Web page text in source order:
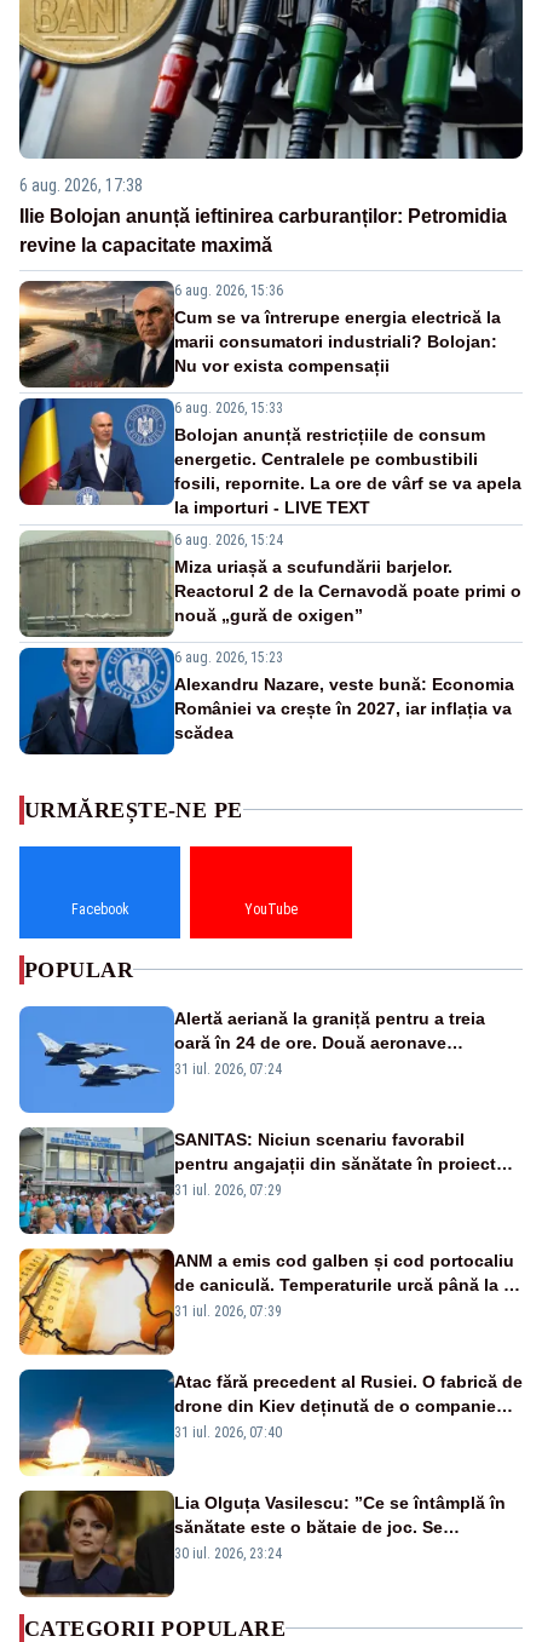
6 aug. 2026, 17:38
Ilie Bolojan anunță ieftinirea carburanților: Petromidia
revine la capacitate maximă
6 aug. 2026, 15:36
Cum se va întrerupe energia electrică la
marii consumatori industriali? Bolojan:
Nu vor exista compensații
6 aug. 2026, 15:33
Bolojan anunță restricțiile de consum
energetic. Centralele pe combustibili
fosili, repornite. La ore de vârf se va apela
la importuri - LIVE TEXT
6 aug. 2026, 15:24
Miza uriașă a scufundării barjelor.
Reactorul 2 de la Cernavodă poate primi o
nouă „gură de oxigen”
6 aug. 2026, 15:23
Alexandru Nazare, veste bună: Economia
României va crește în 2027, iar inflația va
scădea
URMĂREȘTE-NE PE
Facebook YouTube
POPULAR
Alertă aeriană la graniță pentru a treia
oară în 24 de ore. Două aeronave
Eurofighter britanice au fost ridicate de la
31 iul. 2026, 07:24
SANITAS: Niciun scenariu favorabil
pentru angajații din sănătate în proiectul
Legii salarizării
31 iul. 2026, 07:29
ANM a emis cod galben și cod portocaliu
de caniculă. Temperaturile urcă până la 38
de grade, iar nopțile devin tropicale
31 iul. 2026, 07:39
Atac fără precedent al Rusiei. O fabrică de
drone din Kiev deținută de o companie
americană, distrusă de o rachetă
31 iul. 2026, 07:40
Lia Olguța Vasilescu: ”Ce se întâmplă în
sănătate este o bătaie de joc. Se
guvernează extraordinar de prost”
30 iul. 2026, 23:24
CATEGORII POPULARE